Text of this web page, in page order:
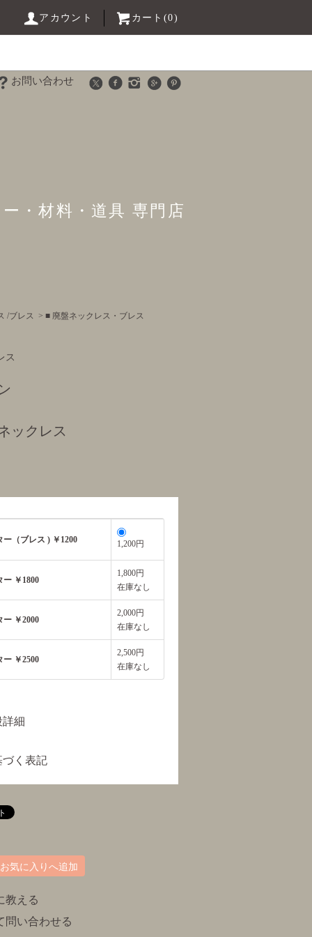
アカウント カート(0)
お問い合わせ
・材料・道具 専門店
/ブレス > ■ 廃盤ネックレス・ブレス
ス
ックレス
（ブレス ) ￥1200 1,200円
ー ￥1800
1,800円
在庫なし
ー ￥2000
2,000円
在庫なし
ー ￥2500
2,500円
在庫なし
詳細
づく表記
お気に入りへ追加
教える
問い合わせる